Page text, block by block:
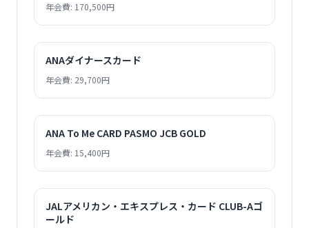
年会費: 170,500円
ANAダイナースカード
年会費: 29,700円
ANA To Me CARD PASMO JCB GOLD
年会費: 15,400円
JALアメリカン・エキスプレス・カード CLUB-Aゴ
ールド